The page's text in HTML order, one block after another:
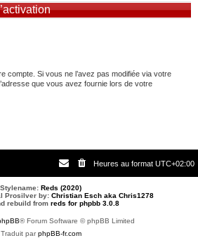
compte. Si vous ne l’avez pas modifiée via votre
que vous avez fournie lors de votre
Heures au format UTC+02:00
Stylename: Reds (2020)
Prosilver by: Christian Esch aka Chris1278
rebuild from reds for phpbb 3.0.8
® Forum Software © phpBB Limited
Traduit parphpBB-fr.com